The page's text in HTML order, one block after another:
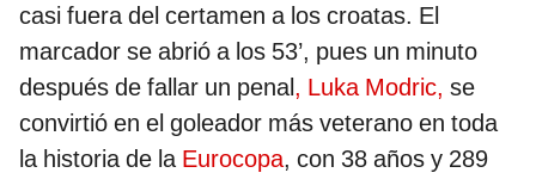
casi fuera del certamen a los croatas. El
marcador se abrió a los 53’, pues un minuto
después de fallar un penal, Luka Modric, se
convirtió en el goleador más veterano en toda
la historia de la Eurocopa, con 38 años y 289